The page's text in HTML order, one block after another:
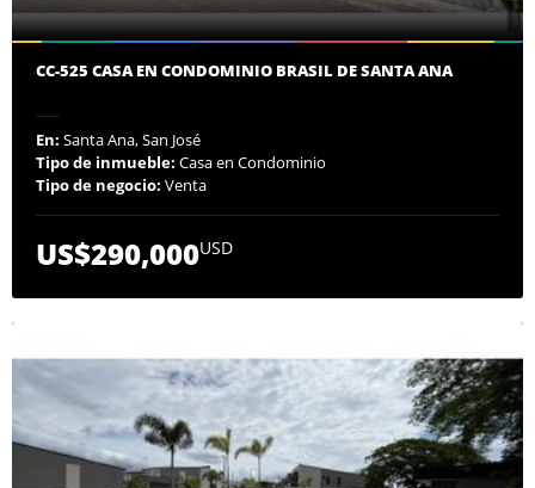
CC-525 CASA EN CONDOMINIO BRASIL DE SANTA ANA
En: Santa Ana, San José
Tipo de inmueble: Casa en Condominio
Tipo de negocio: Venta
US$290,000USD